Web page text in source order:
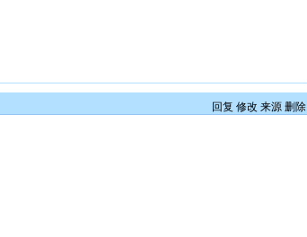
回复 修改 来源 删除